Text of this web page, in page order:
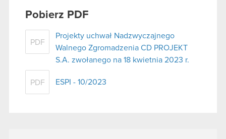
Pobierz PDF
PDF
Projekty uchwał Nadzwyczajnego
Walnego Zgromadzenia CD PROJEKT
S.A. zwołanego na 18 kwietnia 2023 r.
PDF ESPI - 10/2023